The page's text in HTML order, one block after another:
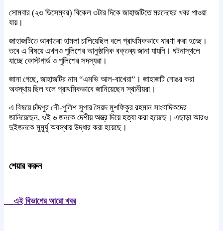
সোমবার (২৩ ডিসেম্বর) বিকেল ৩টার দিকে জাহাজটিতে মরদেহের খবর পাওয়া
যায়।
জাহাজটিতে ডাকাতরা হামলা চালিয়েছিল বলে প্রাথমিকভাবে ধারণা করা হচ্ছে।
তবে এ বিষয়ে এখনও পুলিশের আনুষ্ঠানিক বক্তব্য জানা যায়নি। ঘটনাস্থলে
যাচ্ছে কোস্টগার্ড ও পুলিশের সদস্যরা।
জানা গেছে, জাহাজটির নাম “এমভি আল-বাখেরা”। জাহাজটি নোঙর করা
অবস্থায় ছিল বলে প্রাথমিকভাবে জানিয়েছেন স্থানীয়রা।
এ বিষয়ে চাঁদপুর নৌ-পুলিশ সুপার সৈয়দ মুশফিকুর রহমান সাংবাদিকদের
জানিয়েছেন, ওই ৬ জনকে দেশীয় অস্ত্র দিয়ে হত্যা করা হয়েছে। এছাড়া আরও
দুইজনকে মুমূর্ষু অবস্থায় উদ্ধার করা হয়েছে।
শেয়ার করুন
এই বিভাগের আরো খবর